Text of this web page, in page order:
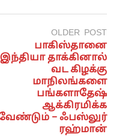
OLDER POST
பாகிஸ்தானை
இந்தியா தாக்கினால்
வட கிழக்கு
மாநிலங்களை
பங்களாதேஷ்
ஆக்கிரமிக்க
– ஃபஸ்லுர்
ரஹ்மான்